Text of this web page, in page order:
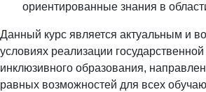
ориентированные знания в
Данный курс является актуальным и
условиях реализации
инклюзивного образования,
равных возможностей для всех